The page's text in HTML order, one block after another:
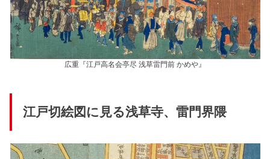
広重『江戸高名会亭尽 浅草雷門前 かめや』
江戸切絵図に見る浅草寺、雷門界隈